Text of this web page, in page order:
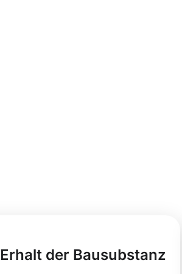
Erhalt der Bausubstanz